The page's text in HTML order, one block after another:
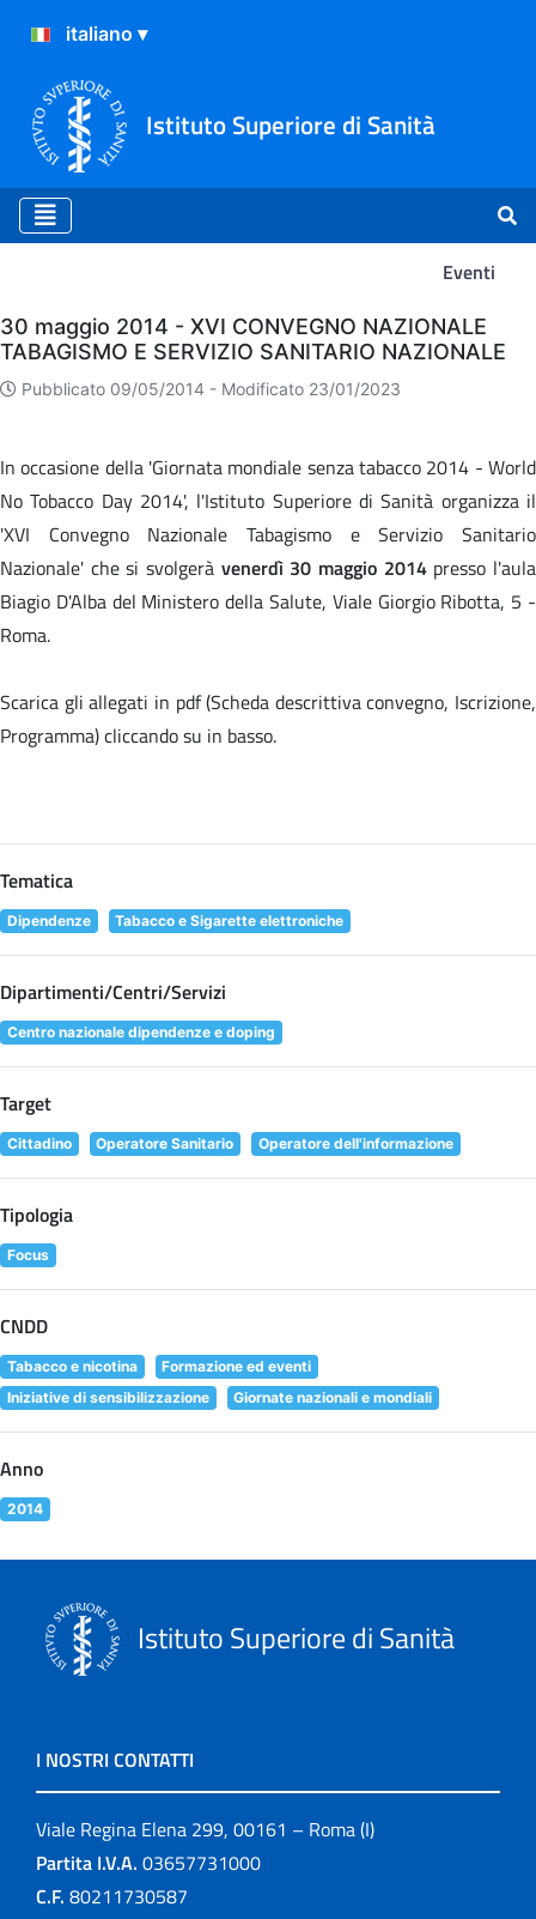
Istituto Superiore di Sanità
Eventi
Eventi
30 maggio 2014 - XVI CONVEGNO NAZIONALE
TABAGISMO E SERVIZIO SANITARIO NAZIONALE
Pubblicato 09/05/2014 - Modificato 23/01/2023
In occasione della 'Giornata mondiale senza tabacco 2014 - World
No Tobacco Day 2014', l'Istituto Superiore di Sanità organizza il
'XVI Convegno Nazionale Tabagismo e Servizio Sanitario
Nazionale' che si svolgerà venerdì 30 maggio 2014presso l'aula
Biagio D'Alba del Ministero della Salute, Viale Giorgio Ribotta, 5 -
Roma.
Scarica gli allegati in pdf (Scheda descrittiva convegno, Iscrizione,
Programma) cliccando su in basso.
Tematica
Dipendenze Tabacco e Sigarette elettroniche
Dipartimenti/Centri/Servizi
Centro nazionale dipendenze e doping
Target
Cittadino Operatore Sanitario Operatore dell'informazione
Tipologia
Focus
CNDD
Tabacco e nicotina
Formazione ed eventi
Iniziative di sensibilizzazione
Giornate nazionali e mondiali
Anno
2014
Istituto Superiore di Sanità
I NOSTRI CONTATTI
Viale Regina Elena 299, 00161 – Roma (I)
Partita I.V.A. 03657731000
C.F. 80211730587